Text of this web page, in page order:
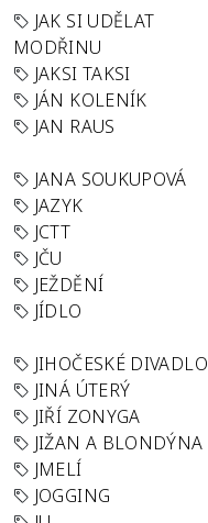
JAK SI UDĚLAT
MODŘINU
JAKSI TAKSI
JÁN KOLENÍK
JAN RAUS
JANA SOUKUPOVÁ
JAZYK
JCTT
JČU
JEŽDĚNÍ
JÍDLO
JIHOČESKÉ DIVADLO
JINÁ ÚTERÝ
JIŘÍ ZONYGA
JIŽAN A BLONDÝNA
JMELÍ
JOGGING